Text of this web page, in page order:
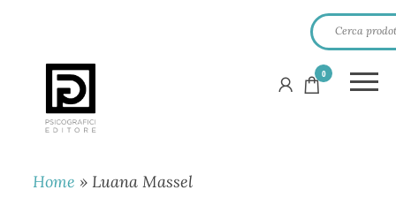
PSICOGRAFICI
EDITORE
0
Home »Luana Massel